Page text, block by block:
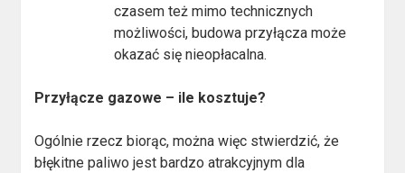
czasem też mimo technicznych
możliwości, budowa przyłącza może
okazać się nieopłacalna.
Przyłącze gazowe – ile kosztuje?
Ogólnie rzecz biorąc, można więc stwierdzić, że
błękitne paliwo jest bardzo atrakcyjnym dla